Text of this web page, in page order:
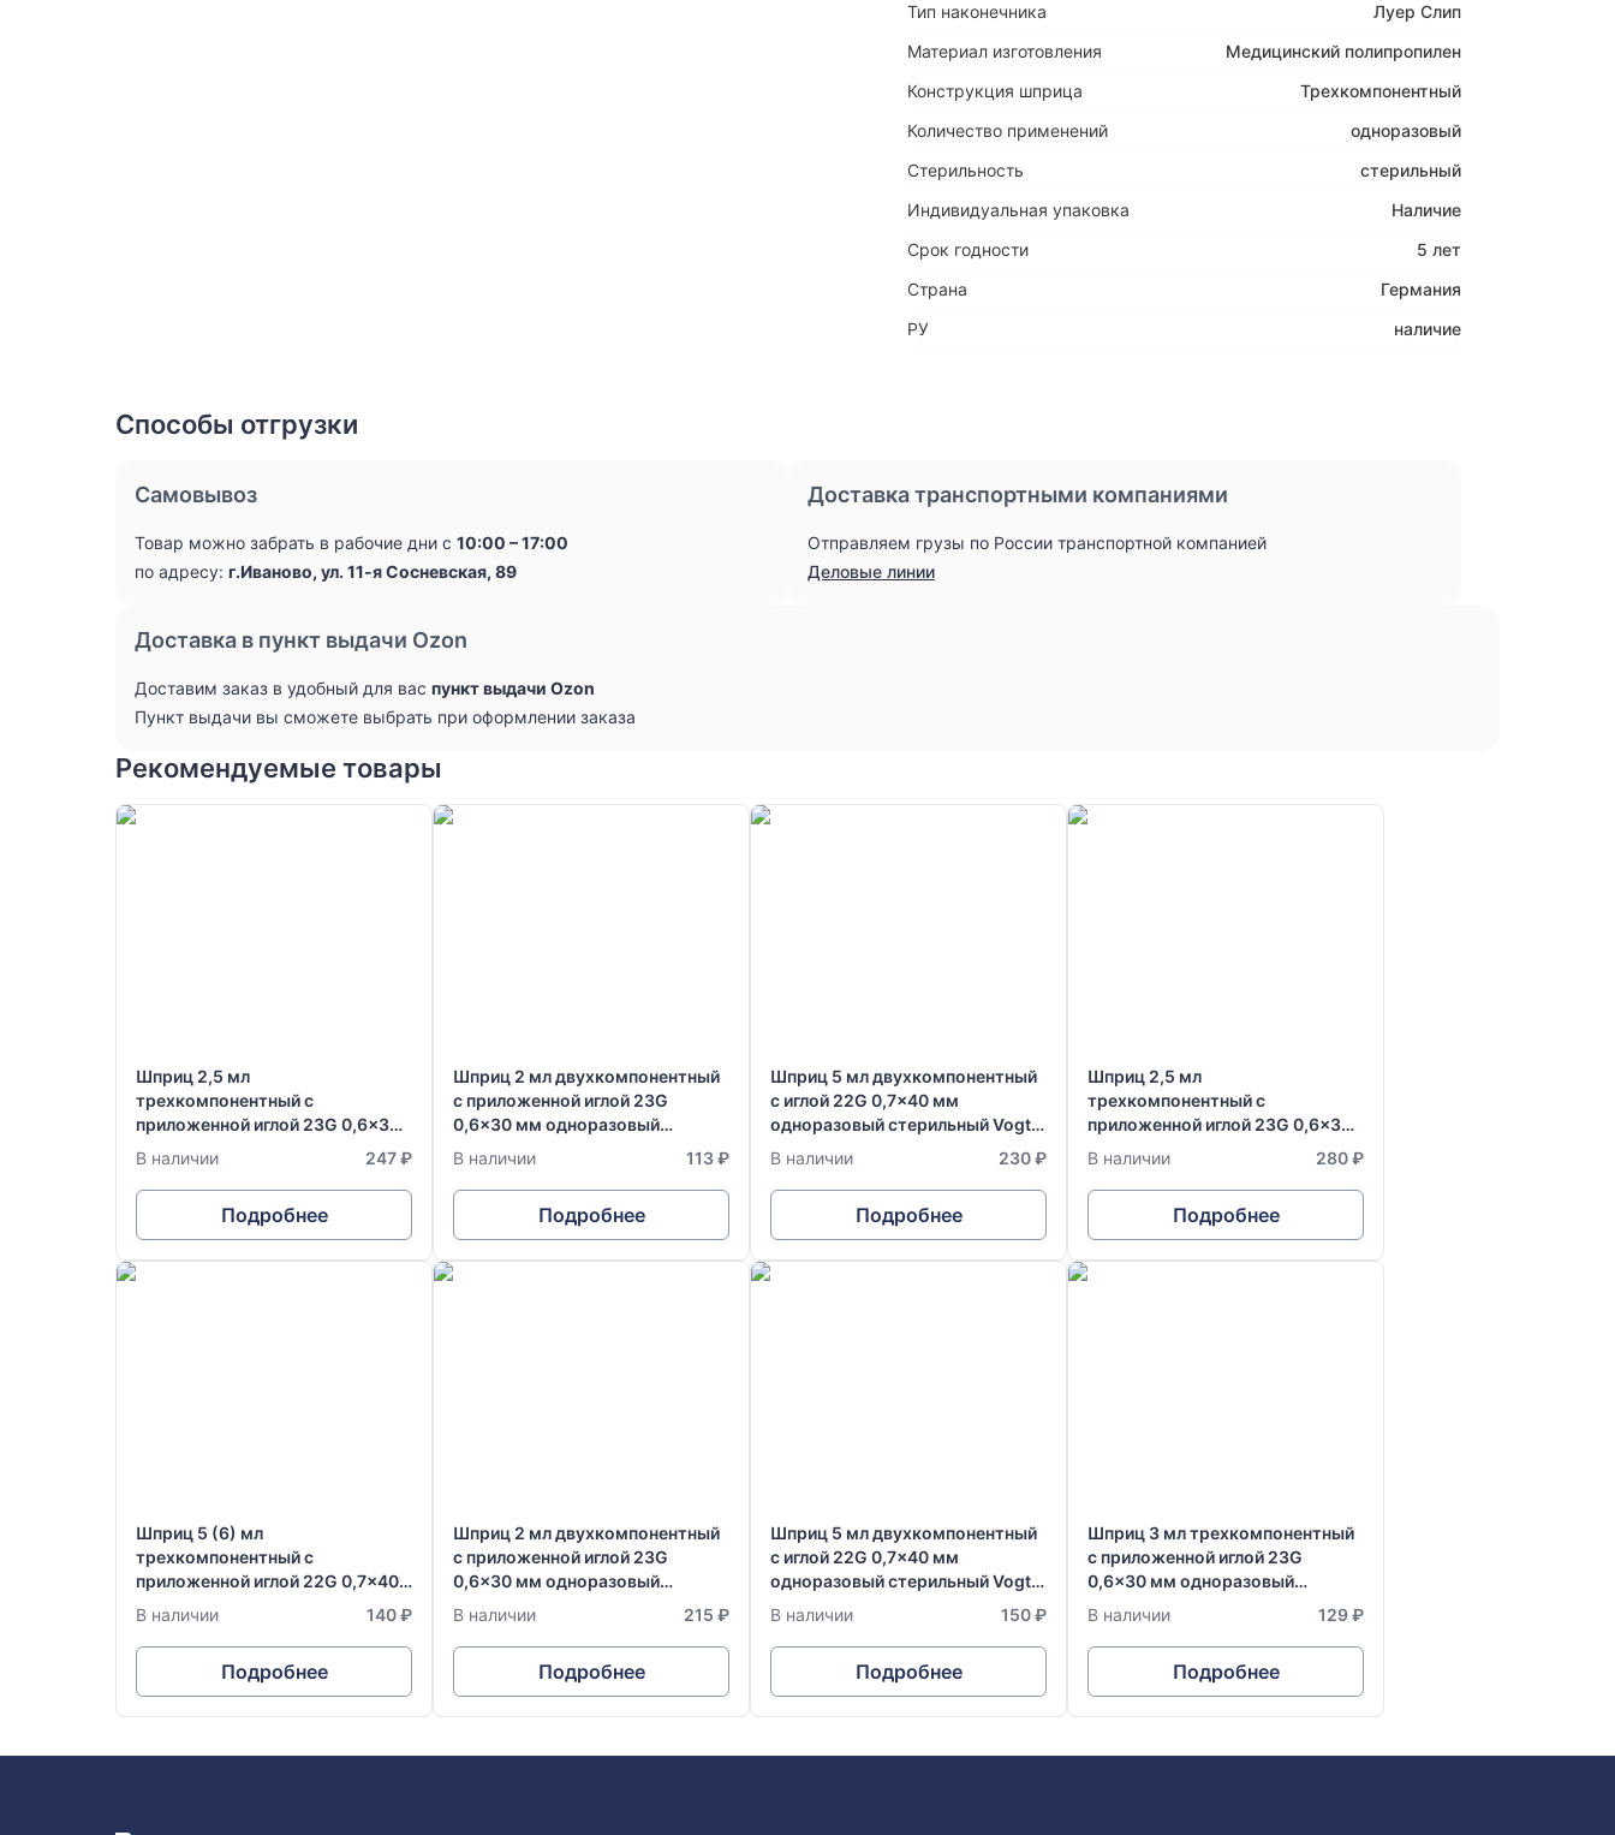
Тип наконечника
Луер Слип
Материал изготовления
Медицинский полипропилен
Конструкция шприца
Трехкомпонентный
Количество применений
одноразовый
Стерильность
стерильный
Индивидуальная упаковка
Наличие
Срок годности
5 лет
Страна
Германия
РУ
наличие
Способы отгрузки
Самовывоз
Товар можно забрать в рабочие дни с 10:00 – 17:00
по адресу: г.Иваново, ул. 11-я Сосневская, 89
Доставка транспортными компаниями
Отправляем грузы по России транспортной компанией
Деловые линии
Доставка в пункт выдачи Ozon
Доставим заказ в удобный для вас пункт выдачи Ozon
Пункт выдачи вы сможете выбрать при оформлении заказа
Рекомендуемые товары
Шприц 2,5 мл
трехкомпонентный с
приложенной иглой 23G 0,6x30
мм одноразовый стерильный
В наличии 247 ₽
Подробнее
Шприц 2 мл двухкомпонентный
с приложенной иглой 23G
0,6x30 мм одноразовый
стерильный Vogt Medical
В наличии 113 ₽
Подробнее
Шприц 5 мл двухкомпонентный
с иглой 22G 0,7x40 мм
одноразовый стерильный Vogt
Medical Германия
В наличии 230 ₽
Подробнее
Шприц 2,5 мл
трехкомпонентный с
приложенной иглой 23G 0,6x30
мм одноразовый стерильный
В наличии 280 ₽
Подробнее
Шприц 5 (6) мл
трехкомпонентный с
приложенной иглой 22G 0,7x40
мм одноразовый стерильный
В наличии 140 ₽
Подробнее
Шприц 2 мл двухкомпонентный
с приложенной иглой 23G
0,6x30 мм одноразовый
стерильный Vogt Medical
В наличии 215 ₽
Подробнее
Шприц 5 мл двухкомпонентный
с иглой 22G 0,7x40 мм
одноразовый стерильный Vogt
Medical Германия
В наличии 150 ₽
Подробнее
Шприц 3 мл трехкомпонентный
с приложенной иглой 23G
0,6x30 мм одноразовый
стерильный Vogt Medical
В наличии 129 ₽
Подробнее